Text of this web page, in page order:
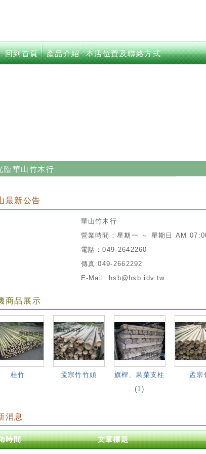
index-
回到首頁 產品介紹 本店位置及聯絡方式
華山竹木行
最新公告
華山竹木行
營業時間：星期一 ～ 星期日 AM
電話：049-2642260
傳真:049-2662292
E-Mail: hsb@hsb.idv.tw
商品展示
桂竹 孟宗竹竹頭
旗桿、果菜支柱
(1)
孟宗
消息
時間 文章標題